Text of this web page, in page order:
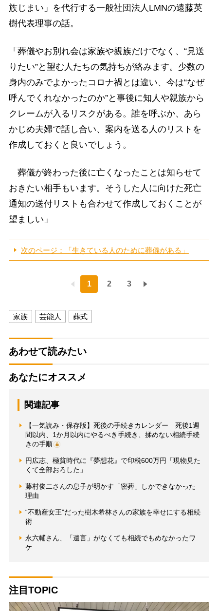
族じまい」を代行する一般社団法人LMNの遠藤英
樹代表理事の話。
「葬儀やお別れ会は家族や親族だけでなく、“見送
りたい”と望む人たちの気持ちが絡みます。少数の
身内のみでよかったコロナ禍とは違い、今は“なぜ
呼んでくれなかったのか”と事後に知人や親族から
クレームが入るリスクがある。誰を呼ぶか、あら
かじめ夫婦で話し合い、案内を送る人のリストを
作成しておくと良いでしょう。
葬儀が終わった後に亡くなったことは知らせて
おきたい相手もいます。そうした人に向けた死亡
通知の送付リストも合わせて作成しておくことが
望ましい」
次のページ：「生きている人のために葬儀がある」
1 2 3
家族 芸能人 葬式
あわせて読みたい
あなたにオススメ
関連記事
【一気読み・保存版】死後の手続きカレンダー 死後1週
間以内、1か月以内にやるべき手続き、揉めない相続手続
きの手順
円広志、極貧時代に『夢想花』で印税600万円「現物見た
くて全部おろした」
藤村俊二さんの息子が明かす「密葬」しかできなかった
理由
“不動産女王”だった樹木希林さんの家族を幸せにする相続
術
永六輔さん、「遺言」がなくても相続でもめなかったワ
ケ
注目TOPIC